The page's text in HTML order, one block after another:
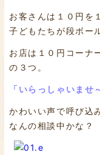
お客さんは１０円を
子どもたちが段ボー
お店は１０円コーナ
の３つ。
「いらっしゃいませ
かわいい声で呼び込
なんの相談中かな？